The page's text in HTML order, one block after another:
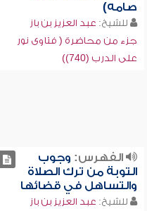
صامه)
للشيخ: عبد العزيز بن باز
جزء من محاضرة ( فتاوى نور
على الدرب (740))
الفهرس: وجوب
التوبة من ترك الصلاة
والتساهل في قضائها
للشيخ: عبد العزيز بن باز